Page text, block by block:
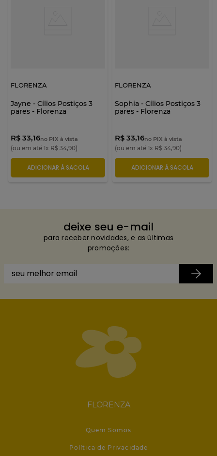
FLORENZA
Jayne - Cílios Postiços 3
pares - Florenza
R$ 33,16no PIX à vista
(ou em até 1x R$ 34,90)
ADICIONAR À SACOLA
FLORENZA
Sophia - Cílios Postiços 3
pares - Florenza
R$ 33,16no PIX à vista
(ou em até 1x R$ 34,90)
ADICIONAR À SACOLA
deixe seu e-mail
para receber novidades, e as últimas
promoções:
FLORENZA
Quem Somos
Política de Privacidade